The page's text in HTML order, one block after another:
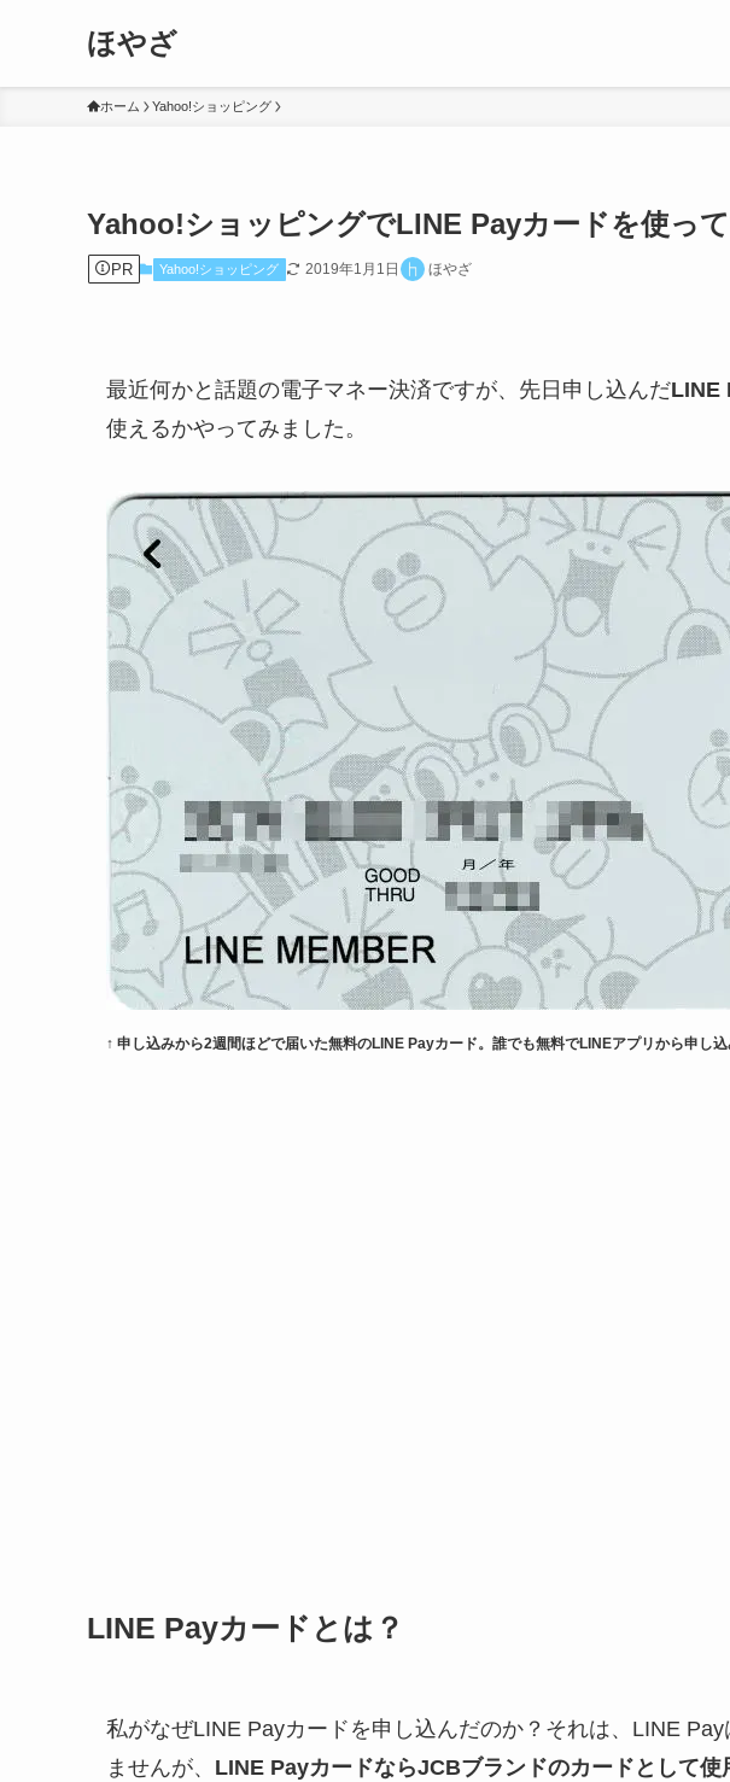
ほやざ
ホーム Yahoo!ショッピング
Yahoo!ショッピングでLINE Payカードを使っ
PR Yahoo!ショッピング 2019年1月1日 ほやざ
最近何かと話題の電子マネー決済ですが、先日申し込んだLINE
使えるかやってみました。
↑ 申し込みから2週間ほどで届いた無料のLINE Payカード。誰でも無料でLINEアプリから申し込
LINE Payカードとは？
私がなぜLINE Payカードを申し込んだのか？それは、LINE
ませんが、 LINE PayカードならJCBブランドのカードとして使